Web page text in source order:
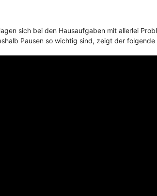
sich bei den Hausaufgaben mit allerlei
Pausen so wichtig sind, zeigt der folgende